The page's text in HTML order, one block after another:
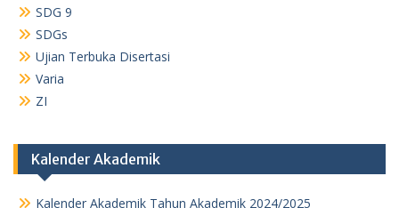
SDG 9
SDGs
Ujian Terbuka Disertasi
Varia
ZI
Kalender Akademik
Kalender Akademik Tahun Akademik 2024/2025